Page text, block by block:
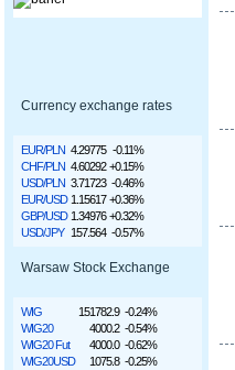
Currency exchange rates
EUR/PLN 4.29775 -0.11%
CHF/PLN 4.60292 +0.15%
USD/PLN 3.71723 -0.46%
EUR/USD 1.15617 +0.36%
GBP/USD 1.34976 +0.32%
USD/JPY 157.564 -0.57%
Warsaw Stock Exchange
WIG 151782.9 -0.24%
WIG20
4000.2 -0.54%
WIG20 Fut
4000.0 -0.62%
WIG20USD
1075.8 -0.25%